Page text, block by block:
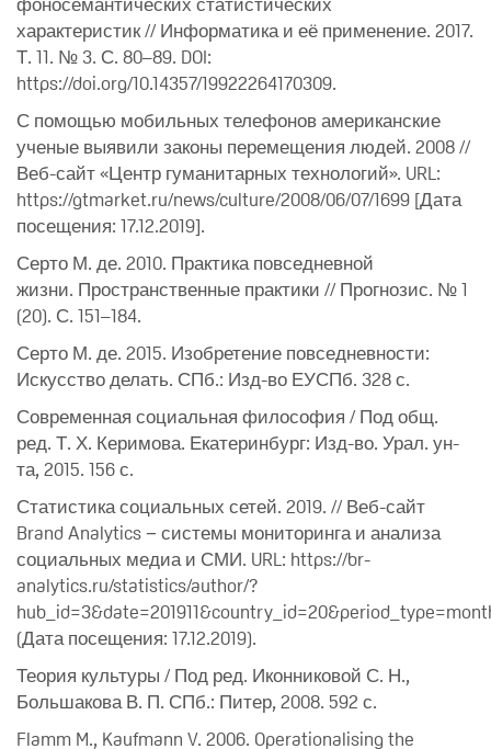
характеристик // Информатика и её применение. 2017.
Т. 11. № 3. С. 80–89. DOI:
https://doi.org/10.14357/19922264170309.
С помощью мобильных телефонов американские
ученые выявили законы перемещения людей. 2008 //
Веб-сайт «Центр гуманитарных технологий». URL:
https://gtmarket.ru/news/culture/2008/06/07/1699 [Дата
посещения: 17.12.2019].
Серто М. де. 2010. Практика повседневной
жизни. Пространственные практики // Прогнозис. № 1
(20). С. 151–184.
Серто М. де. 2015. Изобретение повседневности:
Искусство делать. СПб.: Изд-во ЕУСПб. 328 с.
Современная социальная философия / Под общ.
ред. Т. Х. Керимова. Екатеринбург: Изд-во. Урал. ун-
та, 2015. 156 с.
Статистика социальных сетей. 2019. // Веб-сайт
Brand Analytics − системы мониторинга и анализа
социальных медиа и СМИ. URL: https://br-
analytics.ru/statistics/author/?
(Дата посещения: 17.12.2019).
Теория культуры / Под ред. Иконниковой С. Н.,
Большакова В. П. СПб.: Питер, 2008. 592 с.
Flamm M., Kaufmann V. 2006. Operationalising the